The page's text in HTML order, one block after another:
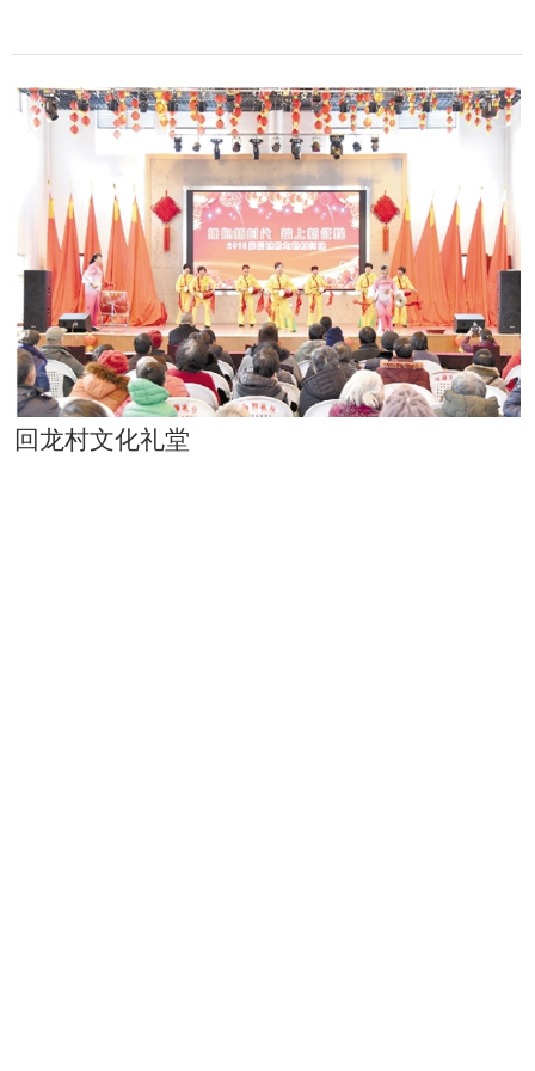
回龙村文化礼堂